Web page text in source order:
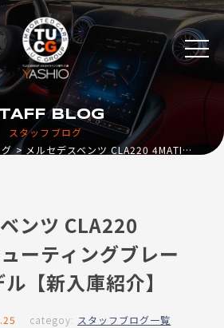
スタッフブログ
BLOG
メルセデスベンツ CLA220 4MATIC シューティングブレーク 後期モデル【新入庫紹介】
ンツ CLA220
ーティングブレー
【新入庫紹介】
categoy: スタッフブログ一覧